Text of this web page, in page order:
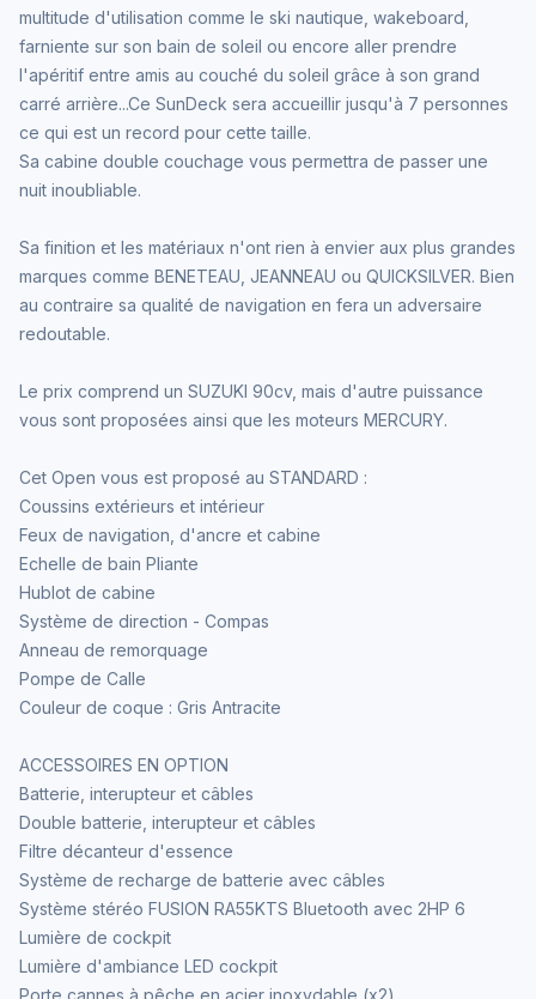
multitude d'utilisation comme le ski nautique, wakeboard,
farniente sur son bain de soleil ou encore aller prendre
l'apéritif entre amis au couché du soleil grâce à son grand
carré arrière...Ce SunDeck sera accueillir jusqu'à 7 personnes
ce qui est un record pour cette taille.
Sa cabine double couchage vous permettra de passer une
nuit inoubliable.
Sa finition et les matériaux n'ont rien à envier aux plus grandes
marques comme BENETEAU, JEANNEAU ou QUICKSILVER. Bien
au contraire sa qualité de navigation en fera un adversaire
redoutable.
Le prix comprend un SUZUKI 90cv, mais d'autre puissance
vous sont proposées ainsi que les moteurs MERCURY.
Cet Open vous est proposé au STANDARD :
Coussins extérieurs et intérieur
Feux de navigation, d'ancre et cabine
Echelle de bain Pliante
Hublot de cabine
Système de direction - Compas
Anneau de remorquage
Pompe de Calle
Couleur de coque : Gris Antracite
ACCESSOIRES EN OPTION
Batterie, interupteur et câbles
Double batterie, interupteur et câbles
Filtre décanteur d'essence
Système de recharge de batterie avec câbles
Système stéréo FUSION RA55KTS Bluetooth avec 2HP 6
Lumière de cockpit
Lumière d'ambiance LED cockpit
Porte cannes à pêche en acier inoxydable (x2)